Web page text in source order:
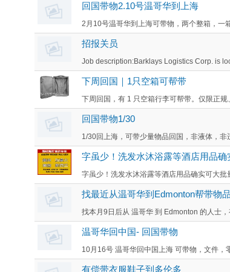
回国带物2.10号温哥华到上海
2月10号温哥华到上海可带物，两个整箱，一
招报关员
Job description:Barklays Logistics Corp. is
下周回国｜1只空箱可帮带
下周回国，有 1 只空箱行李可帮带。仅限正
回国带物1/30
1/30回上海，可带少量物品回国，非液体，非
字虽少！洗发水沐浴露等酒店用品
字虽少！洗发水沐浴露等酒店用品确实可大批
找最近从温哥华到Edmonton帮带物品
找本月9日后从 温哥华 到 Edmonton 的人士
温哥华回中国- 回国带物
10月16号 温哥华回中国上海 可带物，文件，
有偿带衣服鞋子到多伦多